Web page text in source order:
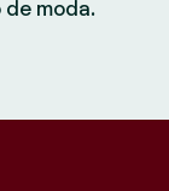
de moda.